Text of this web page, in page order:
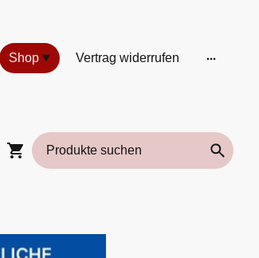
Shop Vertrag widerrufen